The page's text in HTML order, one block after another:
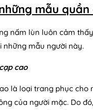
mẫu
nấm lùn luôn cảm
những mẫu người này.
cao
là loại trang phục cho
của người mặc. Do